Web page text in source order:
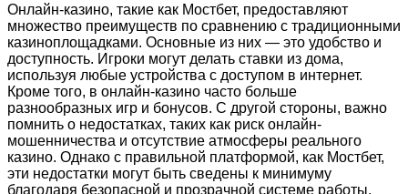
Онлайн-казино, такие как Мостбет, предоставляют
множество преимуществ по сравнению с традиционными
казиноплощадками. Основные из них — это удобство и
доступность. Игроки могут делать ставки из дома,
используя любые устройства с доступом в интернет.
Кроме того, в онлайн-казино часто больше
разнообразных игр и бонусов. С другой стороны, важно
помнить о недостатках, таких как риск онлайн-
мошенничества и отсутствие атмосферы реального
казино. Однако с правильной платформой, как Мостбет,
эти недостатки могут быть сведены к минимуму
благодаря безопасной и прозрачной системе работы.